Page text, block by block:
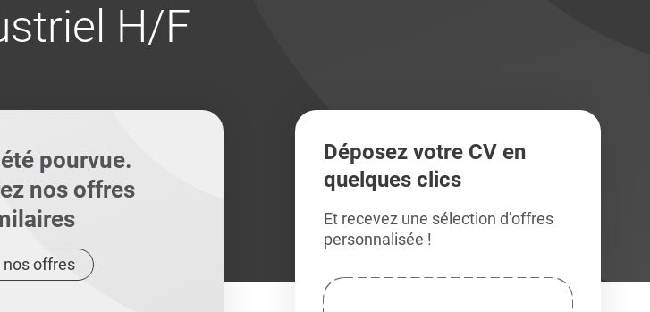
H/F
pourvue.
nos offres
nos offres
Déposez votre CV en
quelques clics
Et recevez une sélection d’offres
personnalisée !